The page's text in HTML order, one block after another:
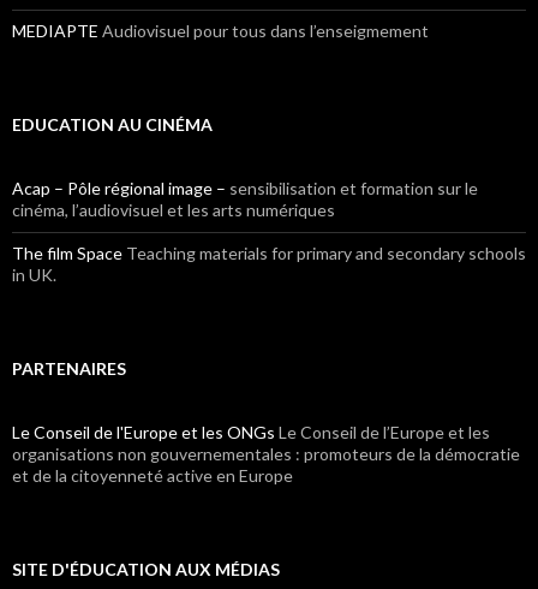
MEDIAPTE Audiovisuel pour tous dans l’enseigmement
EDUCATION AU CINÉMA
Acap – Pôle régional image – sensibilisation et formation sur le
cinéma, l’audiovisuel et les arts numériques
The film Space Teaching materials for primary and secondary schools
in UK.
PARTENAIRES
Le Conseil de l'Europe et les ONGs Le Conseil de l’Europe et les
organisations non gouvernementales : promoteurs de la démocratie
et de la citoyenneté active en Europe
SITE D'ÉDUCATION AUX MÉDIAS